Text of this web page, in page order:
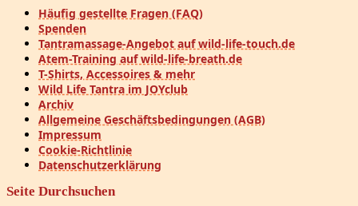
Häufig gestellte Fragen (FAQ)
Spenden
Tantramassage-Angebot auf wild-life-touch.de
Atem-Training auf wild-life-breath.de
T-Shirts, Accessoires & mehr
Wild Life Tantra im JOYclub
Archiv
Allgemeine Geschäftsbedingungen (AGB)
Impressum
Cookie-Richtlinie
Datenschutzerklärung
Seite Durchsuchen